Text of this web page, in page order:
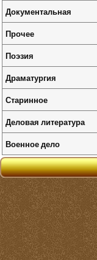
Документальная
Прочее
Поэзия
Драматургия
Старинное
Деловая литература
Военное дело